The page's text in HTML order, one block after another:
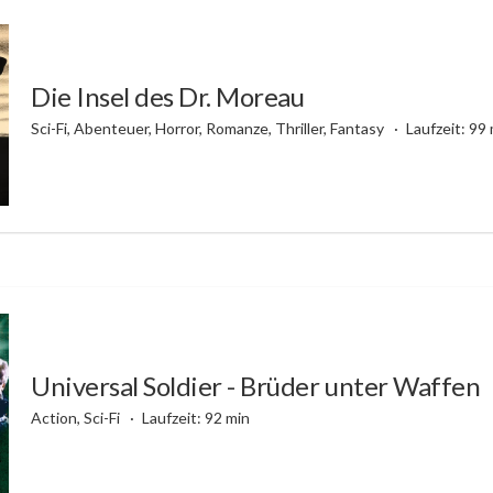
Die Insel des Dr. Moreau
Sci-Fi, Abenteuer, Horror, Romanze, Thriller, Fantasy Laufzeit: 99
Universal Soldier - Brüder unter Waffen
Action, Sci-Fi Laufzeit: 92 min